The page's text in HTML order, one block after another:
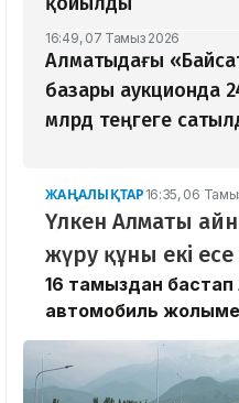
16:49, 07 Тамыз 2026
Алматыдағы
базары аукционда
млрд теңгеге
ЖАҢАЛЫҚТАР 16:35, 06
Үлкен Алматы
жүру құны екі
16 тамыздан бастап
автомобиль